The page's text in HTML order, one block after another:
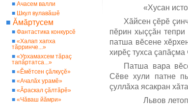
«Хусан
Хăйсен çĕрĕ
пĕрин хыççăн
патша вĕсене
хирĕç тухса çапăçма
Патша вара
Сĕве хули патне
çуллăха ясакран
Львов
■ Ачасем валли
■ Шкул вулавăшĕ
■ Ăмăртусем
■ Фантастика конкурсĕ
■ «Халап хапха
тăрринче...»
■ «Урхамахсем тăраç
тапăртатса...»
■ «Ĕмĕтсен çăлкуçĕ»
■ «Ачалăх урамĕ»
■ «Ăраскал çăлтăрĕ»
■ «Чăваш йăмри»